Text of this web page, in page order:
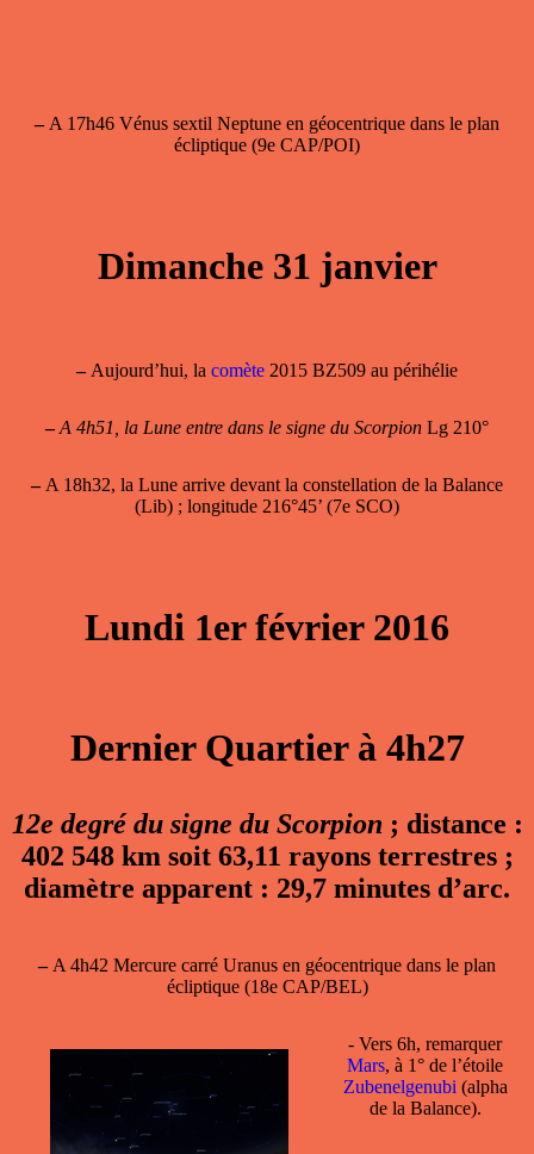
–A 17h46 Vénus sextil Neptune en géocentrique dans le plan
écliptique (9e CAP/POI)
Dimanche 31 janvier
–Aujourd’hui, la comète 2015 BZ509 au périhélie
– A 4h51, la Lune entre dans le signe du Scorpion Lg 210°
–A 18h32, la Lune arrive devant la constellation de la Balance
(Lib) ; longitude 216°45’ (7e SCO)
Lundi 1er février 2016
Dernier Quartier à 4h27
12e degré du signe du Scorpion ; distance :
402 548 km soit 63,11 rayons terrestres ;
diamètre apparent : 29,7 minutes d’arc.
–A 4h42 Mercure carré Uranus en géocentrique dans le plan
écliptique (18e CAP/BEL)
- Vers 6h, remarquer
Mars, à 1° de l’étoile
Zubenelgenubi (alpha
de la Balance).